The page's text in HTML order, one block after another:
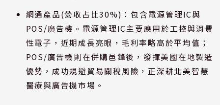
網通產品(營收占比30%)：包含電源管理IC與
POS/廣告機。電源管理IC主要應用於工控與消費
性電子，近期成長亮眼，毛利率略高於平均值；
POS/廣告機則在併購邑鋒後，發揮美國在地製造
優勢，成功規避貿易關稅風險，正深耕北美智慧
醫療與廣告機市場。